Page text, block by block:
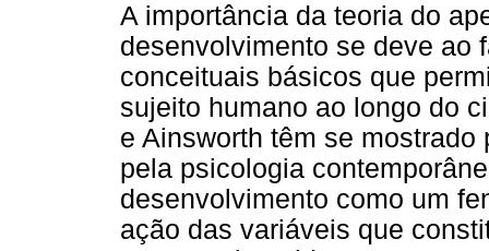
A importância da teoria do
desenvolvimento se deve ao
conceituais básicos que
sujeito humano ao longo do
e Ainsworth têm se
pela psicologia
desenvolvimento como um
ação das variáveis que